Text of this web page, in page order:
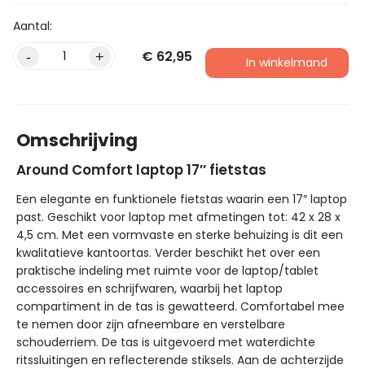
- + € 62,95 In winkelmand
Omschrijving
Around Comfort laptop 17″ fietstas
Een elegante en funktionele fietstas waarin een 17″ laptop
past. Geschikt voor laptop met afmetingen tot: 42 x 28 x
4,5 cm. Met een vormvaste en sterke behuizing is dit een
kwalitatieve kantoortas. Verder beschikt het over een
praktische indeling met ruimte voor de laptop/tablet
accessoires en schrijfwaren, waarbij het laptop
compartiment in de tas is gewatteerd. Comfortabel mee
te nemen door zijn afneembare en verstelbare
schouderriem. De tas is uitgevoerd met waterdichte
ritssluitingen en reflecterende stiksels. Aan de achterzijde